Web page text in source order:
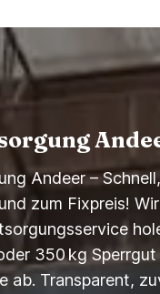
Andeer – Schnell,
zum Fixpreis!
350 kg
ab. Transparent,